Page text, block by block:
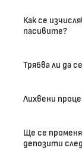
Как се
пасивите?
Трябва ли да
Лихвени
Ще се променят ли лихвите по
депозити